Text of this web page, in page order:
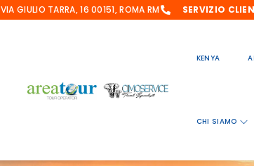
VIA GIULIO TARRA, 16 00151, ROMA RM SERVIZIO
KENYA
CHI SIAMO